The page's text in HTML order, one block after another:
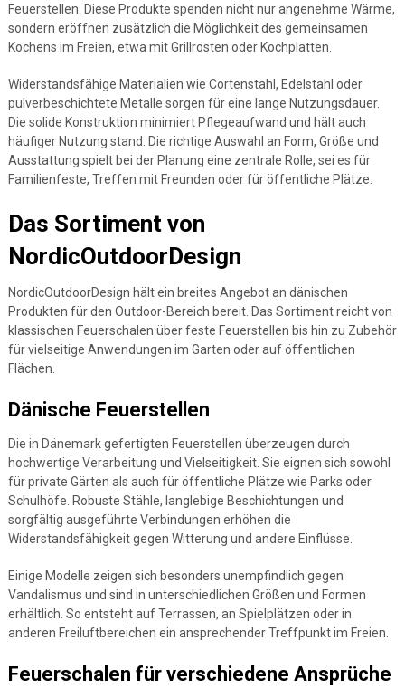
Feuerstellen. Diese Produkte spenden nicht nur angenehme Wärme,
sondern eröffnen zusätzlich die Möglichkeit des gemeinsamen
Kochens im Freien, etwa mit Grillrosten oder Kochplatten.
Widerstandsfähige Materialien wie Cortenstahl, Edelstahl oder
pulverbeschichtete Metalle sorgen für eine lange Nutzungsdauer.
Die solide Konstruktion minimiert Pflegeaufwand und hält auch
häufiger Nutzung stand. Die richtige Auswahl an Form, Größe und
Ausstattung spielt bei der Planung eine zentrale Rolle, sei es für
Familienfeste, Treffen mit Freunden oder für öffentliche Plätze.
Das Sortiment von
NordicOutdoorDesign
NordicOutdoorDesign hält ein breites Angebot an dänischen
Produkten für den Outdoor-Bereich bereit. Das Sortiment reicht von
klassischen Feuerschalen über feste Feuerstellen bis hin zu Zubehör
für vielseitige Anwendungen im Garten oder auf öffentlichen
Flächen.
Dänische Feuerstellen
Die in Dänemark gefertigten Feuerstellen überzeugen durch
hochwertige Verarbeitung und Vielseitigkeit. Sie eignen sich sowohl
für private Gärten als auch für öffentliche Plätze wie Parks oder
Schulhöfe. Robuste Stähle, langlebige Beschichtungen und
sorgfältig ausgeführte Verbindungen erhöhen die
Widerstandsfähigkeit gegen Witterung und andere Einflüsse.
Einige Modelle zeigen sich besonders unempfindlich gegen
Vandalismus und sind in unterschiedlichen Größen und Formen
erhältlich. So entsteht auf Terrassen, an Spielplätzen oder in
anderen Freiluftbereichen ein ansprechender Treffpunkt im Freien.
Feuerschalen für verschiedene Ansprüche